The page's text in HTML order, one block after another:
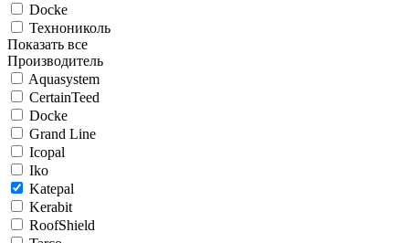
Docke
Технониколь
Показать все
Производитель
Aquasystem
CertainTeed
Docke
Grand Line
Icopal
Iko
Katepal
Kerabit
RoofShield